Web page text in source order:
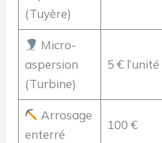
(Tuyère)
Micro-
aspersion
(Turbine)
5 € l’unité
Arrosage
enterré
100 €